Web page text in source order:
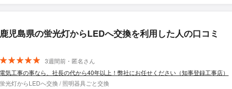
鹿児島県の蛍光灯からLEDへ交換を利用した人の口コミ
3週間前・匿名さん
電気工事の事なら、社長の代から40年以上！弊社にお任せください（知事登録工事店）
蛍光灯からLEDへ交換 / 照明器具ごと交換